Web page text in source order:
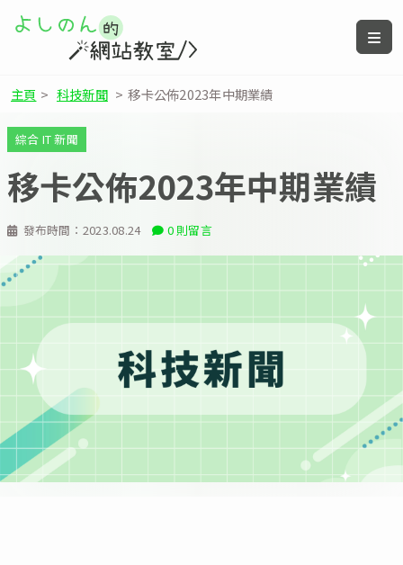
主頁 > 科技新聞 > 移卡公佈2023年中期業績
發布時間： 2023.08.24 0 則留言
綜合 IT 新聞
移卡公佈2023年中期業績